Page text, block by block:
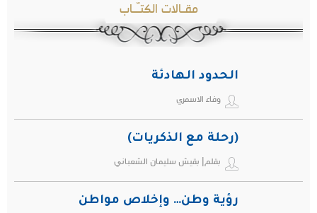
مقـالات الكتـّـاب
الحدود الهادئة
وفاء الاسمري
(رحلة مع الذكريات)
بقلم| بقيش سليمان الشعباني
رؤية وطن… وإخلاص مواطن